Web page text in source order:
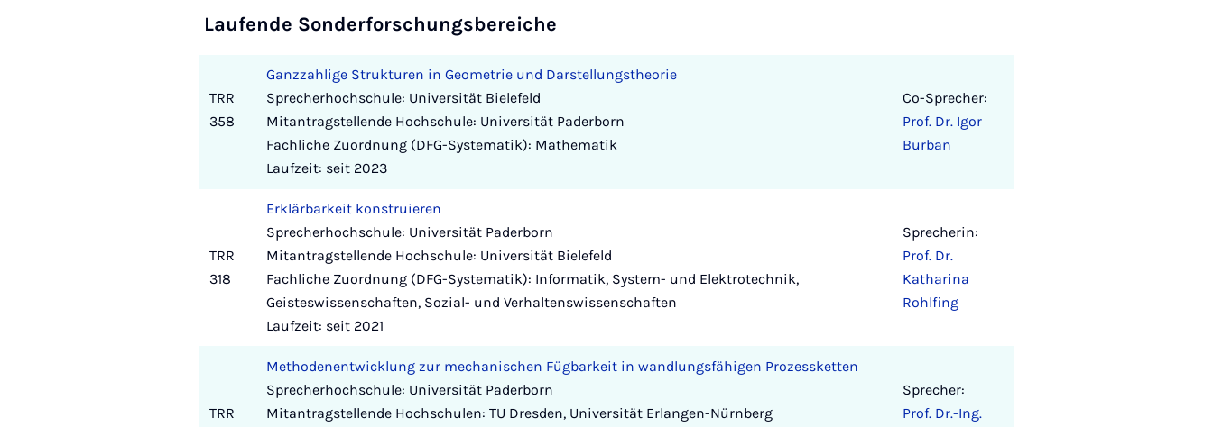
Laufende Sonderforschungsbereiche
TRR
358
Ganzzahlige Strukturen in Geometrie und Darstellungstheorie
Sprecherhochschule: Universität Bielefeld
Mitantragstellende Hochschule: Universität Paderborn
Fachliche Zuordnung (DFG-Systematik): Mathematik
Laufzeit: seit 2023
Co-Sprecher:
Prof. Dr. Igor
Burban
TRR
318
Erklärbarkeit konstruieren
Sprecherhochschule: Universität Paderborn
Mitantragstellende Hochschule: Universität Bielefeld
Fachliche Zuordnung (DFG-Systematik): Informatik, System- und Elektrotechnik,
Geisteswissenschaften, Sozial- und Verhaltenswissenschaften
Laufzeit: seit 2021
Sprecherin:
Prof. Dr.
Katharina
Rohlfing
TRR
Methodenentwicklung zur mechanischen Fügbarkeit in wandlungsfähigen Prozessketten
Sprecherhochschule: Universität Paderborn
Mitantragstellende Hochschulen: TU Dresden, Universität Erlangen-Nürnberg
Sprecher:
Prof. Dr.-Ing.